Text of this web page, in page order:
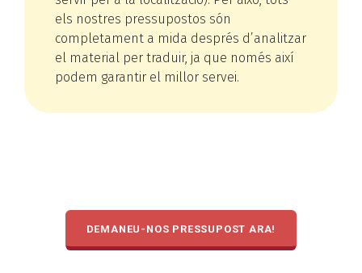
els nostres pressupostos són
completament a mida després d’analitzar
el material per traduir, ja que només així
podem garantir el millor servei.
DEMANEU-NOS PRESSUPOST ARA!